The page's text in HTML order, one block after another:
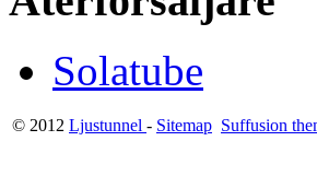
Solatube
© 2012 Ljustunnel - Sitemap Suffusion